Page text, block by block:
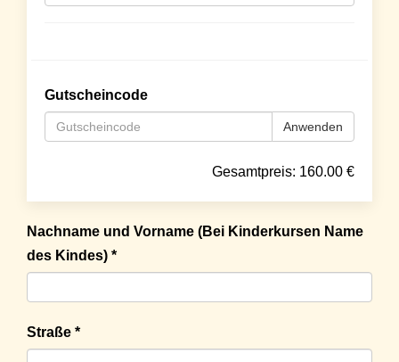
Gutscheincode
Anwenden
Gesamtpreis: 160.00 €
Nachname und Vorname (Bei Kinderkursen Name
des Kindes) *
Straße *